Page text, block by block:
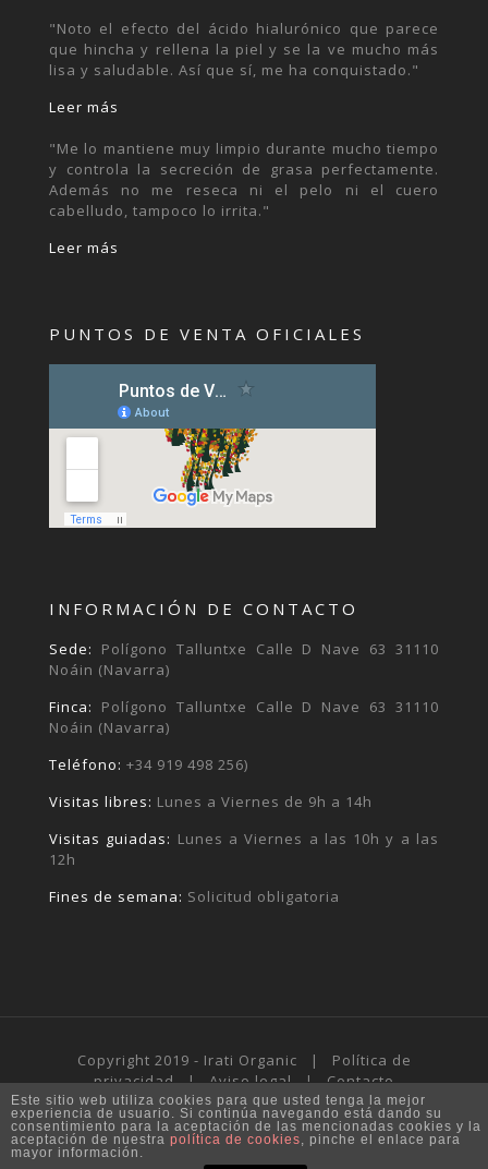
"Noto el efecto del ácido hialurónico que parece
que hincha y rellena la piel y se la ve mucho más
lisa y saludable. Así que sí, me ha conquistado."
Leer más
"Me lo mantiene muy limpio durante mucho tiempo
y controla la secreción de grasa perfectamente.
Además no me reseca ni el pelo ni el cuero
cabelludo, tampoco lo irrita."
Leer más
PUNTOS DE VENTA OFICIALES
INFORMACIÓN DE CONTACTO
Sede: Polígono Talluntxe Calle D Nave 63 31110
Noáin (Navarra)
Finca: Polígono Talluntxe Calle D Nave 63 31110
Noáin (Navarra)
Teléfono: +34 919 498 256)
Visitas libres: Lunes a Viernes de 9h a 14h
Visitas guiadas: Lunes a Viernes a las 10h y a las
12h
Fines de semana: Solicitud obligatoria
Copyright 2019 - Irati Organic | Política de
privacidad|Aviso legal|Contacto
Este sitio web utiliza cookies para que usted tenga la mejor
experiencia de usuario. Si continúa navegando está dando su
consentimiento para la aceptación de las mencionadas cookies y la
aceptación de nuestra política de cookies, pinche el enlace para
mayor información.